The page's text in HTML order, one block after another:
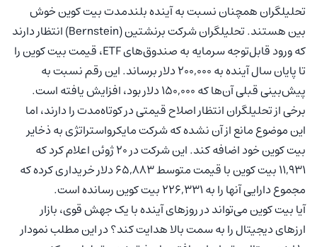
تحلیلگران همچنان نسبت به آینده بلندمدت بیت کوین خوش
بین هستند. تحلیلگران شرکت برنشتین (Bernstein) انتظار دارند
که ورود قابل‌توجه سرمایه به صندوق‌های ETF، قیمت بیت کوین را
تا پایان سال آینده به ۲۰۰,۰۰۰ دلار برساند. این رقم نسبت به
پیش‌بینی قبلی آن‌ها که ۱۵۰,۰۰۰ دلار بود، افزایش یافته است.
برخی از تحلیلگران انتظار اصلاح قیمتی در کوتاه‌مدت را دارند، اما
این موضوع مانع از آن نشده که شرکت مایکرواستراتژی به ذخایر
بیت کوین خود اضافه کند. این شرکت در ۲۰ ژوئن اعلام کرد که
۱۱,۹۳۱ بیت کوین با قیمت متوسط ۶۵,۸۸۳ دلار خریداری کرده که
مجموع دارایی آنها را به ۲۲۶,۳۳۱ بیت کوین رسانده است.
آیا بیت کوین می‌تواند در روزهای آینده با یک جهش قوی، بازار
ارزهای دیجیتال را به سمت بالا هدایت کند؟ در این مطلب نمودار